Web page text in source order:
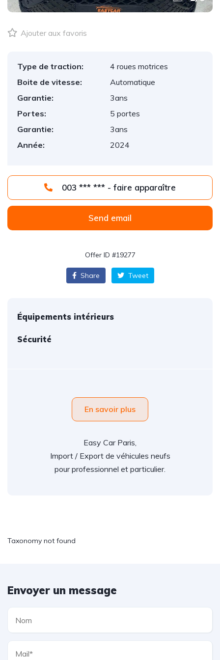
Ajouter aux favoris
Type de traction:
4 roues motrices
Boite de vitesse:
Automatique
Garantie:
3ans
Portes:
5 portes
Garantie:
3ans
Année:
2024
003 *** *** - faire apparaître
Send email
Offer ID #19277
Share Tweet
Équipements intérieurs
Sécurité
En savoir plus
Easy Car Paris,
Import / Export de véhicules neufs
pour professionnel et particulier.
Taxonomy not found
Envoyer un message